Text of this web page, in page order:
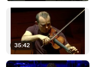
35:42